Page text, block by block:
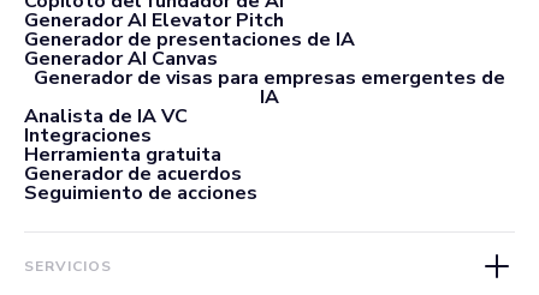
Generador AI Elevator Pitch
Generador de presentaciones de IA
Generador AI Canvas
Generador de visas para empresas emergentes de
IA
Analista de IA VC
Integraciones
Herramienta gratuita
Generador de acuerdos
Seguimiento de acciones
SERVICIOS